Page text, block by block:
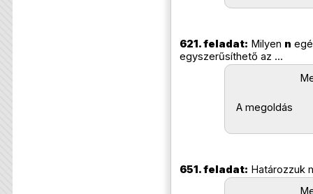
621. feladat: Milyen n
egyszerűsíthető az ...
A megoldás
651. feladat: Határozzuk